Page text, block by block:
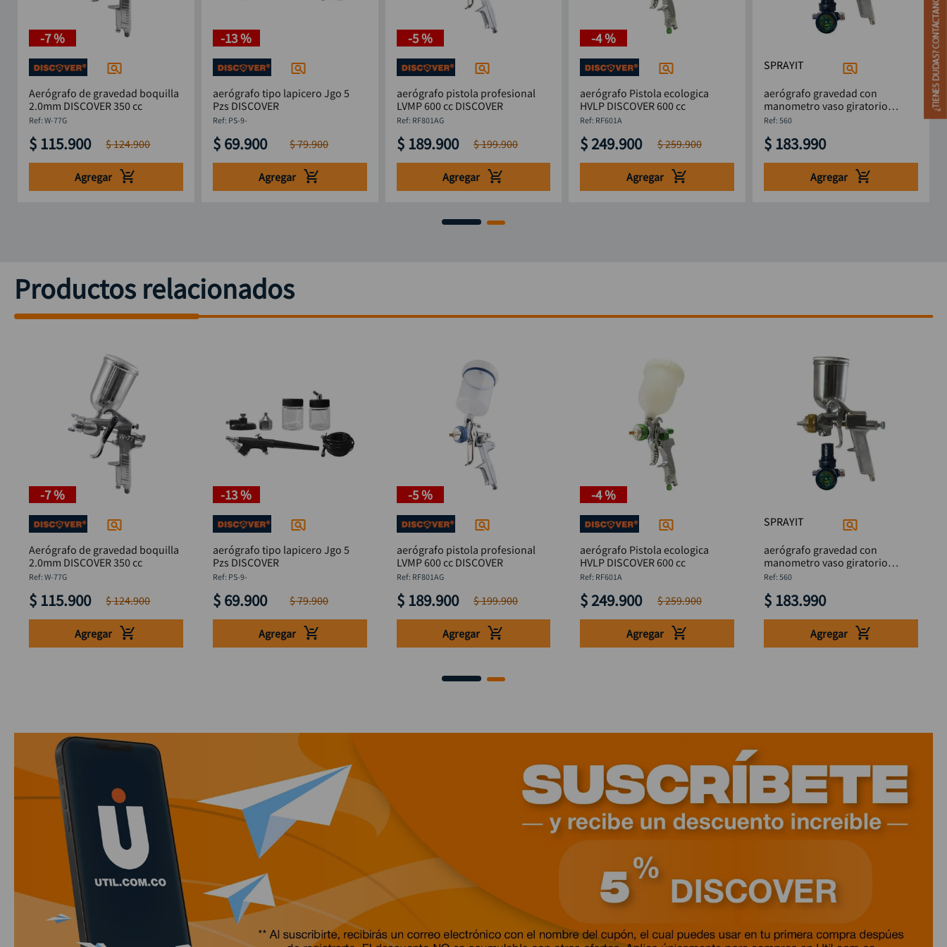
-7 %
Aerógrafo de gravedad boquilla
2.0mm DISCOVER 350 cc
: W-77G
$ 115.900 $124.900
Agregar
-13 %
aerógrafo tipo lapicero Jgo 5
Pzs DISCOVER
: PS-9-
$ 69.900 $79.900
Agregar
-5 %
aerógrafo pistola profesional
LVMP 600 cc DISCOVER
: RF801AG
$ 189.900 $199.900
Agregar
-4 %
aerógrafo Pistola ecologica
HVLP DISCOVER 600 cc
: RF601A
$ 249.900 $259.900
Agregar
SPRAYIT
aerógrafo gravedad con
manometro vaso giratorio
SPRAYIT
:560
$ 183.990
Agregar
Productos relacionados
-7 %
Aerógrafo de gravedad boquilla
2.0mm DISCOVER 350 cc
: W-77G
$ 115.900 $124.900
Agregar
-13 %
aerógrafo tipo lapicero Jgo 5
Pzs DISCOVER
: PS-9-
$ 69.900 $79.900
Agregar
-5 %
aerógrafo pistola profesional
LVMP 600 cc DISCOVER
: RF801AG
$ 189.900 $199.900
Agregar
-4 %
aerógrafo Pistola ecologica
HVLP DISCOVER 600 cc
: RF601A
$ 249.900 $259.900
Agregar
SPRAYIT
aerógrafo gravedad con
manometro vaso giratorio
SPRAYIT
:560
$ 183.990
Agregar